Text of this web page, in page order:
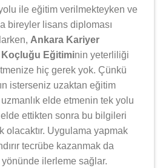
ile eğitim verilmekteyken ve
bireyler lisans diploması
Ankara Kariyer
Eğitiminin yeterliliği
hiç gerek yok. Çünkü
isterseniz uzaktan eğitim
elde etmenin tek yolu
ettikten sonra bu bilgileri
olacaktır. Uygulama yapmak
tecrübe kazanmak da
yönünde ilerleme sağlar.